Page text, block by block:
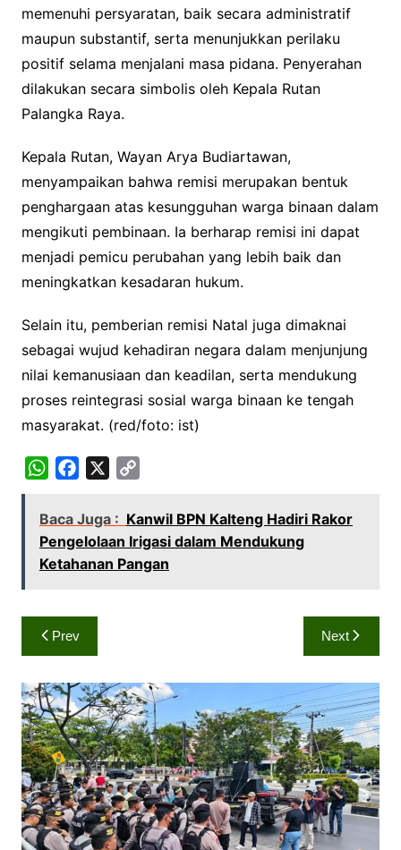
memenuhi persyaratan, baik secara administratif
maupun substantif, serta menunjukkan perilaku
positif selama menjalani masa pidana. Penyerahan
dilakukan secara simbolis oleh Kepala Rutan
Palangka Raya.
Kepala Rutan, Wayan Arya Budiartawan,
menyampaikan bahwa remisi merupakan bentuk
penghargaan atas kesungguhan warga binaan dalam
mengikuti pembinaan. Ia berharap remisi ini dapat
menjadi pemicu perubahan yang lebih baik dan
meningkatkan kesadaran hukum.
Selain itu, pemberian remisi Natal juga dimaknai
sebagai wujud kehadiran negara dalam menjunjung
nilai kemanusiaan dan keadilan, serta mendukung
proses reintegrasi sosial warga binaan ke tengah
masyarakat. (red/foto: ist)
W
p
a
c
e
o
k
o
p
y
Baca Juga : Kanwil BPN Kalteng Hadiri Rakor
Pengelolaan Irigasi dalam Mendukung
Ketahanan Pangan
Navigasi
pos
Prev Next